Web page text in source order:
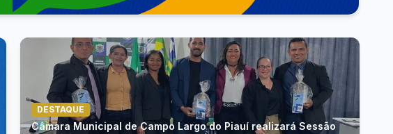
DESTAQUE
Câmara Municipal de Campo Largo do Piauí realizará Sessão